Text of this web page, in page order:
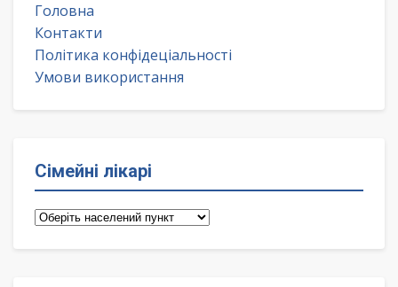
Головна
Контакти
Політика конфідеціальності
Умови використання
Сімейні лікарі
Сімейні